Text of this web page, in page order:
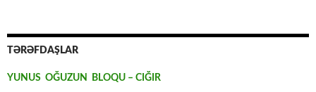
TƏRƏFDAŞLAR
YUNUS OĞUZUN BLOQU – CIĞIR